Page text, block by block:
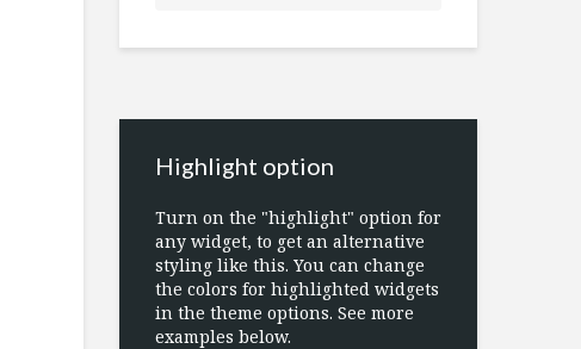
Highlight option
Turn on the "highlight" option for
any widget, to get an alternative
styling like this. You can change
the colors for highlighted widgets
in the theme options. See more
examples below.